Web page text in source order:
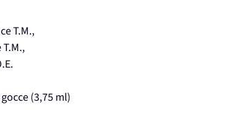
T.M.,
(3,75 ml)